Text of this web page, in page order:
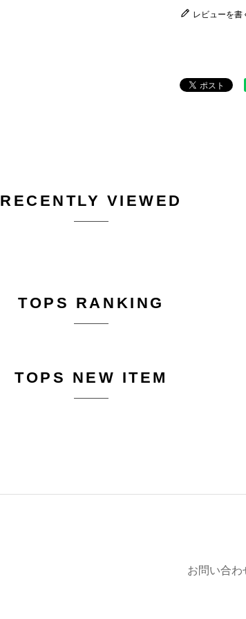
レビューを書
RECENTLY VIEWED
TOPS RANKING
TOPS NEW ITEM
お問い合わ